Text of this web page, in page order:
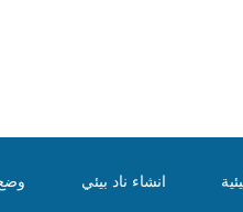
انشاء ناد بيئي